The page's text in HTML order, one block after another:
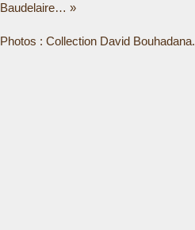
Baudelaire… »
Photos : Collection David Bouhadana.